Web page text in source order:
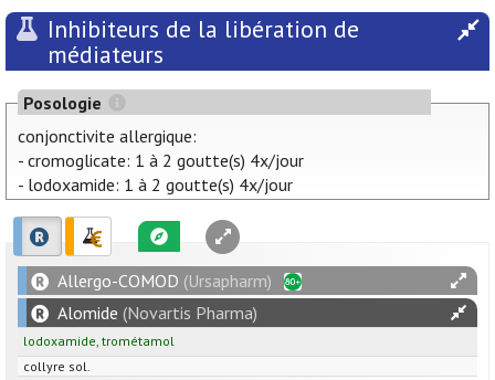
Inhibiteurs de la libération de
médiateurs
Posologie
conjonctivite allergique:
- cromoglicate: 1 à 2 goutte(s) 4x/jour
- lodoxamide: 1 à 2 goutte(s) 4x/jour
Allergo-COMOD (Ursapharm)
Alomide (Novartis Pharma)
lodoxamide, trométamol
collyre sol.